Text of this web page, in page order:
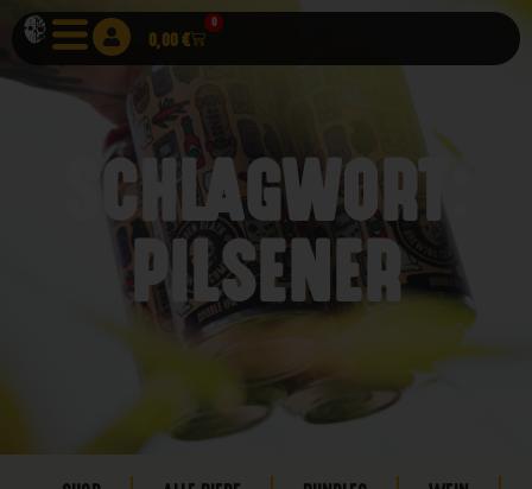
0,00€
0
SCHLAGWORT:
PILSENER